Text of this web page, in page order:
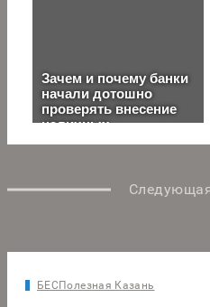
БЕСПолезная Казань